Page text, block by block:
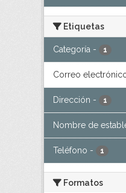
Etiquetas
Categoría - 1
Correo
Dirección - 1
Nombre de
Teléfono - 1
Formatos